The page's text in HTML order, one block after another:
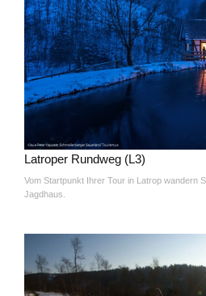
Latroper Rundweg (L3)
Vom Startpunkt Ihrer Tour in Latrop wandern
Jagdhaus.